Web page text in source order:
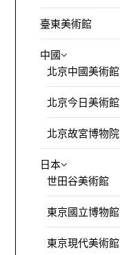
臺東美術館
中國
北京中國美術館
北京今日美術館
北京故宮博物院
日本
世田谷美術館
東京國立博物館
東京現代美術館